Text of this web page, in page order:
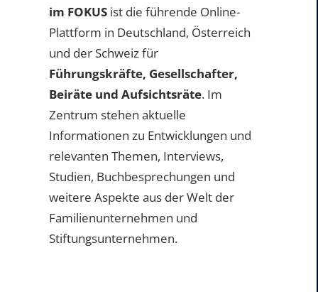
im FOKUS ist die führende Online-
Plattform in Deutschland, Österreich
und der Schweiz für
Führungskräfte, Gesellschafter,
Beiräte und Aufsichtsräte. Im
Zentrum stehen aktuelle
Informationen zu Entwicklungen und
relevanten Themen, Interviews,
Studien, Buchbesprechungen und
weitere Aspekte aus der Welt der
Familienunternehmen und
Stiftungsunternehmen.